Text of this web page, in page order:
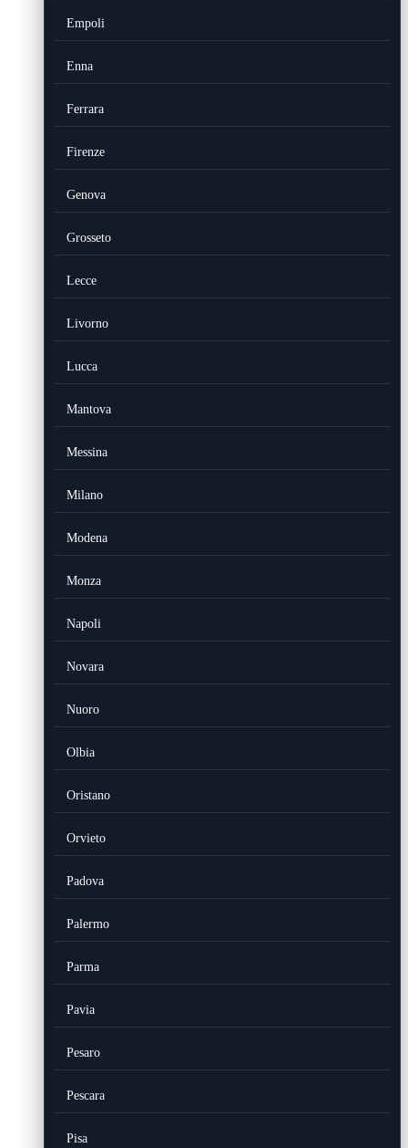
Empoli
Enna
Ferrara
Firenze
Genova
Grosseto
Lecce
Livorno
Lucca
Mantova
Messina
Milano
Modena
Monza
Napoli
Novara
Nuoro
Olbia
Oristano
Orvieto
Padova
Palermo
Parma
Pavia
Pesaro
Pescara
Pisa